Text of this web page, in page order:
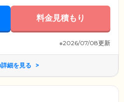
料金見積もり
※2026/07/08更新
細を見る